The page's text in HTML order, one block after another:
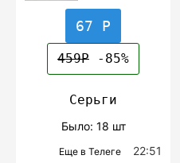
67 Р
459Р -85%
Серьги
Было: 18 шт
Еще в Телеге 22:51